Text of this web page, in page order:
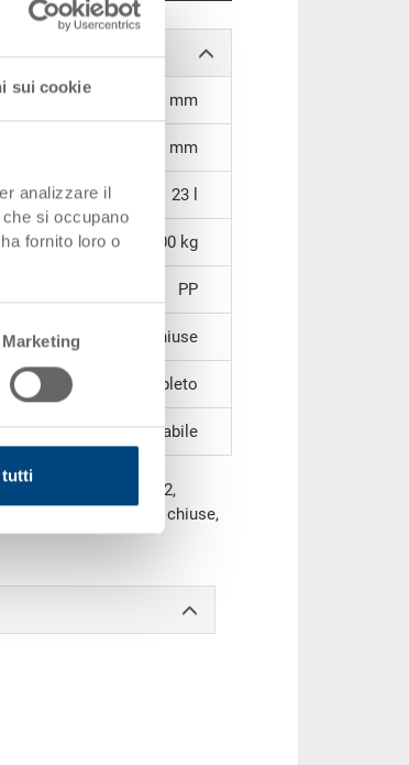
sui cookie
analizzare il
si occupano
fornito loro o
Marketing
tutti
532 x 346 x 142 mm
125 mm
23 l
3,00 kg
PP
chiuse
fondo specifico completo
impilabile
PP, blu luce RAL 5012,
mm, 23.0 l, pareti chiuse,